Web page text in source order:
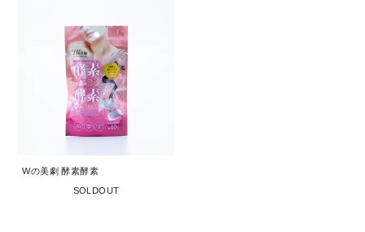
ショップガイド
ギフト対応について
Wの美劇 酵素酵素
SOLDOUT